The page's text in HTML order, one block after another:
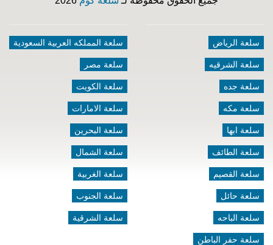
سلعة الرياض
سلعة الشرقيه
سلعة جده
سلعة مكه
سلعة ابها
سلعة الطائف
سلعة القصيم
سلعة حائل
سلعة الباحه
سلعة حفر الباطن
سلعة المملكه العربية السعودية
سلعة مصر
سلعة الكويت
سلعة الامارات
سلعة البحرين
سلعة الشمال
سلعة الغربية
سلعة الجنوب
سلعة الشرقية